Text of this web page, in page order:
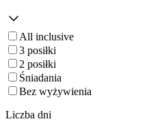
All inclusive
3 posiłki
2 posiłki
Śniadania
Bez wyżywienia
Liczba dni